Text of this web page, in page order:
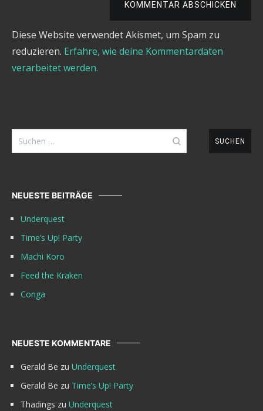
KOMMENTAR ABSCHICKEN
Diese Website verwendet Akismet, um Spam zu
reduzieren. Erfahre, wie deine Kommentardaten
verarbeitet werden.
Suchen
nach:
NEUESTE BEITRÄGE
Underquest
Time’s Up! Party
Machi Koro
Feed the Kraken
Conga
NEUESTE KOMMENTARE
Gerald Be zu Underquest
Gerald Be zu Time’s Up! Party
Thadings zu Underquest